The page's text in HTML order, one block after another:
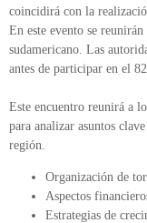
coincidirá con la
En este evento se
sudamericano. Las
antes de participar en el
Este encuentro reunirá a
para analizar asuntos
región.
Organización de
Aspectos
Estrategias de